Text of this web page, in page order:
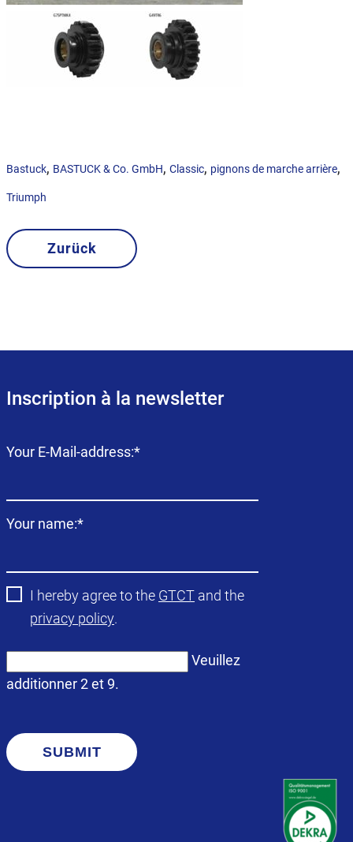
Bastuck, BASTUCK & Co. GmbH, Classic, pignons de marche arrière,
Triumph
Zurück
Inscription à la newsletter
Champ
Your E-Mail-address:*
Champ
Your name:*
I hereby agree to the GTCT and the
privacy policy.
Veuillez
additionner 2 et 9.
SUBMIT